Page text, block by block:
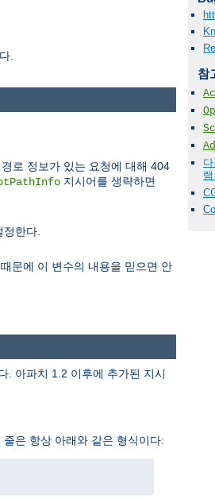
.
참
로 정보가 있는 요청에 대해 404
지시어를 생략하면
한다.
문에 이 변수의 내용을 믿으면 안
. 아파치 1.2 이후에 추가된 지시
은 항상 아래와 같은 형식이다: